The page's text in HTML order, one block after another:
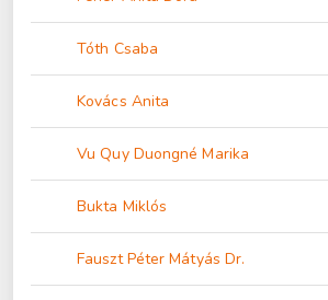
Tóth Csaba
Kovács Anita
Vu Quy Duongné Marika
Bukta Miklós
Fauszt Péter Mátyás Dr.